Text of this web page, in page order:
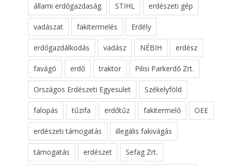
állami erdőgazdaság STIHL erdészeti gép
vadászat fakitermelés Erdély
erdőgazdálkodás vadász NÉBIH erdész
favágó erdő traktor Pilisi Parkerdő Zrt.
Országos Erdészeti Egyesület Székelyföld
falopás tűzifa erdőtűz fakitermelő OEE
erdészeti támogatás illegális fakivágás
támogatás erdészet Sefag Zrt.